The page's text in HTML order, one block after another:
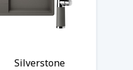
Silverstone